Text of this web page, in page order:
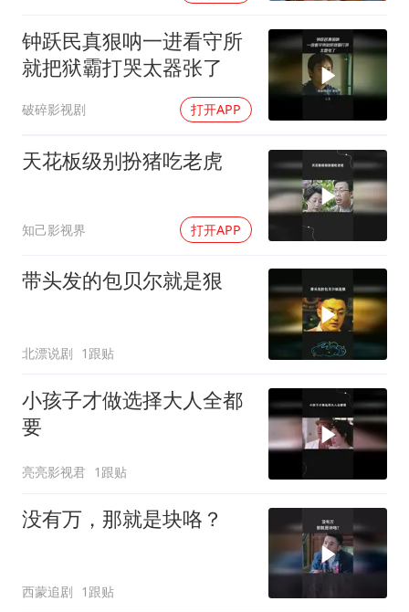
钟跃民真狠呐一进看守所
就把狱霸打哭太器张了
破碎影视剧 打开APP
天花板级别扮猪吃老虎
知己影视界 打开APP
带头发的包贝尔就是狠
北漂说剧 1跟贴
小孩子才做选择大人全都
要
亮亮影视君 1跟贴
没有万，那就是块咯？
西蒙追剧 1跟贴